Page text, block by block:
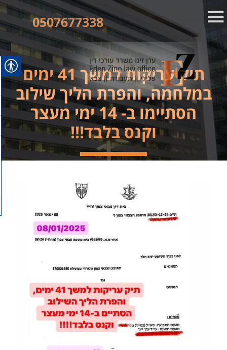
0507677338
תיק עריקות למשך 41 ימים
במלחמה, והפרת הליך שילוב
הסתיימו ב- 14 ימי מעצר
וקנס בלבד!!!